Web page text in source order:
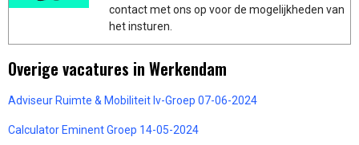
contact met ons op voor de mogelijkheden van
het insturen.
Overige vacatures in Werkendam
Adviseur Ruimte & Mobiliteit Iv-Groep 07-06-2024
Calculator Eminent Groep 14-05-2024